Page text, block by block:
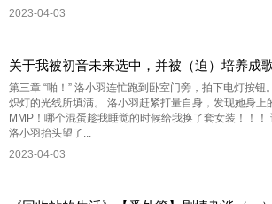
2023-04-03
关于我被初音未来选中，并被（迫）培养成歌
第三章 “啪！” 洛小羽连忙跑到卧室门旁，拍下电灯按钮
炽灯的光线所填满。 洛小羽赶紧打量自身，发现她身上
MMP！哪个混蛋趁我睡觉的时候给我换了套女装！！
洛小羽抬头望了...
2023-04-03